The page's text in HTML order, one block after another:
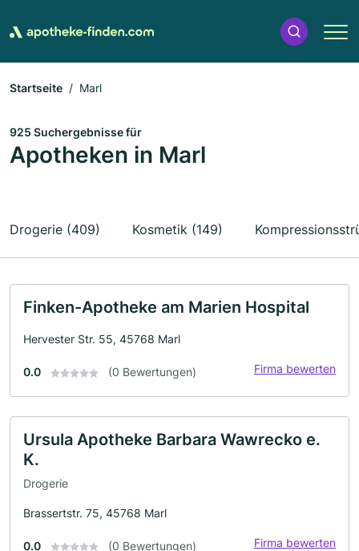
Startseite Marl
925 Suchergebnisse für
Apotheken in Marl
Drogerie (409) Kosmetik (149)
Finken-Apotheke am Marien Hospital
Hervester Str. 55, 45768 Marl
0.0 (0 Bewertungen) Firma bewerten
Ursula Apotheke Barbara Wawrecko e.
K.
Drogerie
Brassertstr. 75, 45768 Marl
0.0 (0 Bewertungen) Firma bewerten